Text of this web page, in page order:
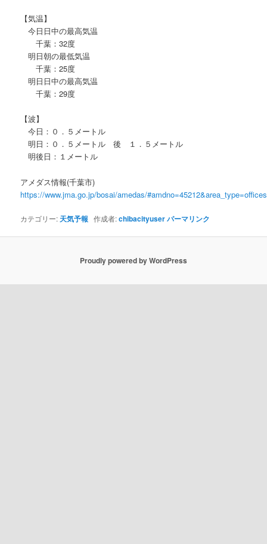
【気温】
今日日中の最高気温
千葉：32度
明日朝の最低気温
千葉：25度
明日日中の最高気温
千葉：29度
【波】
今日：０．５メートル
明日：０．５メートル 後 １．５メートル
明後日：１メートル
アメダス情報(千葉市)
https://www.jma.go.jp/bosai/amedas/
カテゴリー: 天気予報 作成者:chibacityuserパーマリンク
Proudly powered by WordPress